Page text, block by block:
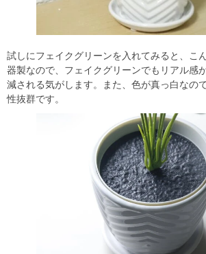
試しにフェイクグリーンを入れてみると、こ
器製なので、フェイクグリーンでもリアル感
減される気がします。また、色が真っ白なの
性抜群です。